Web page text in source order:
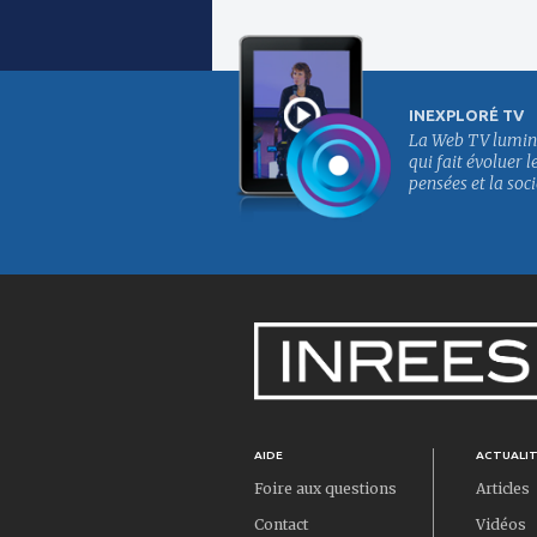
INEXPLORÉ TV
La Web TV
qui fait évoluer
pensées et la
AIDE
Foire aux questions
Contact
Articles
Vidéos